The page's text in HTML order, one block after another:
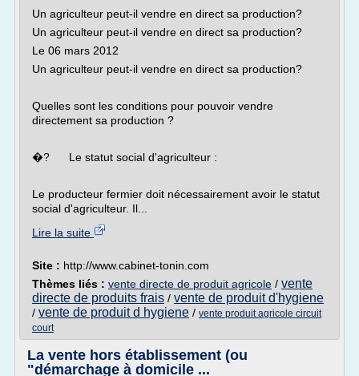
Un agriculteur peut-il vendre en direct sa production?
Un agriculteur peut-il vendre en direct sa production?
Le 06 mars 2012
Un agriculteur peut-il vendre en direct sa production?
Quelles sont les conditions pour pouvoir vendre
directement sa production ?
�? Le statut social d'agriculteur :
Le producteur fermier doit nécessairement avoir le statut
social d'agriculteur. Il...
Lire la suite
Site : http://www.cabinet-tonin.com
Thèmes liés : vente directe de produit agricole / vente
directe de produits frais / vente de produit d'hygiene
/ vente de produit d hygiene / vente produit agricole circuit
court
La vente hors établissement (ou
"démarchage à domicile ...